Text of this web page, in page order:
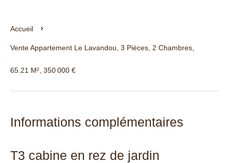
Accueil
Vente Appartement Le Lavandou, 3 Pièces, 2 Chambres,
65.21 M², 350 000 €
Informations complémentaires
T3 cabine en rez de jardin